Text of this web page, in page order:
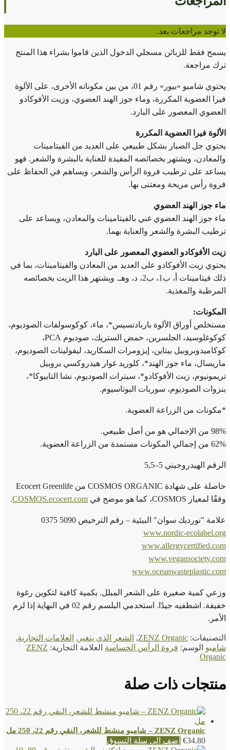
لا توجد مراجعات بعد.
يسمح فقط للزبائن مسجلي الدخول الذين قاموا بشراء هذا المنتج
ترك مراجعة.
يحتوي شامبو «بيور» رقم 01، من بين مكوناته الأخرى، على الألوة
فيرا العضوية المكررة، وماء جوز الهند العضوي، وزيت الأفوكادو
العضوي المعصور على البارد.
الألوة فيرا العضوية المكررة
يحتوي جل الصبار بشكل طبيعي على العديد من الفيتامينات
والمعادن، ويشتهر بخصائصه المفيدة للعناية بالبشرة والشعر. فهو
يساعد على ترطيب فروة الرأس والشعر، ويساهم في الحفاظ على
فروة رأس مريحة ومعتنى بها.
ماء جوز الهند العضوي
ماء جوز الهند العضوي غني بالفيتامينات والمعادن، ويساعد على
ترطيب البشرة والشعر والعناية بهما.
زيت الأفوكادو العضوي المعصور على البارد
يحتوي زيت الأفوكادو على العديد من المعادن والفيتامينات، بما في
ذلك فيتامينات أ، ب1، ب2، د، وهـ. ويشتهر هذا الزيت بخصائصه
المرطبة والمغذية.
المكونات:
مستخلص أوراق الألوة باربادنسيس*، ماء، كوكوسولفات الصوديوم،
كوكوغلوسيد، الجلسرين، حمض الستريك، صوديوم PCA،
كوكاميدوبروبيل بيتاين، إيزومرات السكاريد، ليفولينات الصوديوم،
ماريسال، ماء جوز الهند*، كلوريد غوار هيدروكسي بروبيل
تريمونيوم، زيت الأفوكادو*، سيترات الصوديوم، نشا التابيوكا*،
بنزوات الصوديوم، سوربات البوتاسيوم.
*مكونات من الزراعة العضوية.
98% من الإجمالي هو من أصل طبيعي.
62% من إجمالي المكونات مستمدة من الزراعة العضوية.
الرقم الهيدروجيني 5–5,5
حاصلة على شهادة COSMOS ORGANIC من Ecocert Greenlife
وفقًا لمعيار COSMOS، كما هو موضح في
COSMOS.ecocert.com
.
علامة "نورديك سوان" البيئية – رقم الترخيص 5090 0375
www.nordic-ecolabel.org
www.allergycertified.com
www.vegansociety.com
www.oceanwasteplastic.com
وزعي كمية صغيرة على الشعر المبلل. بكمية كافية لتكوين رغوة
خفيفة. اشطفيه جيدًا. استخدمي البلسم رقم 02 في النهاية إذا لزم
الأمر.
التصنيفات: ZENZ Organic
, الشعر الذي يتغير , العلامات التجارية,
شامبو الوسم: فروة الرأس الحساسة العلامة التجارية: ZENZ
Organic
منتجات ذات صلة
ZENZ Organic – شامبو منشط للشعر، النقي رقم 22، 250 مل
€34.80 أضف إلى سلة التسوق